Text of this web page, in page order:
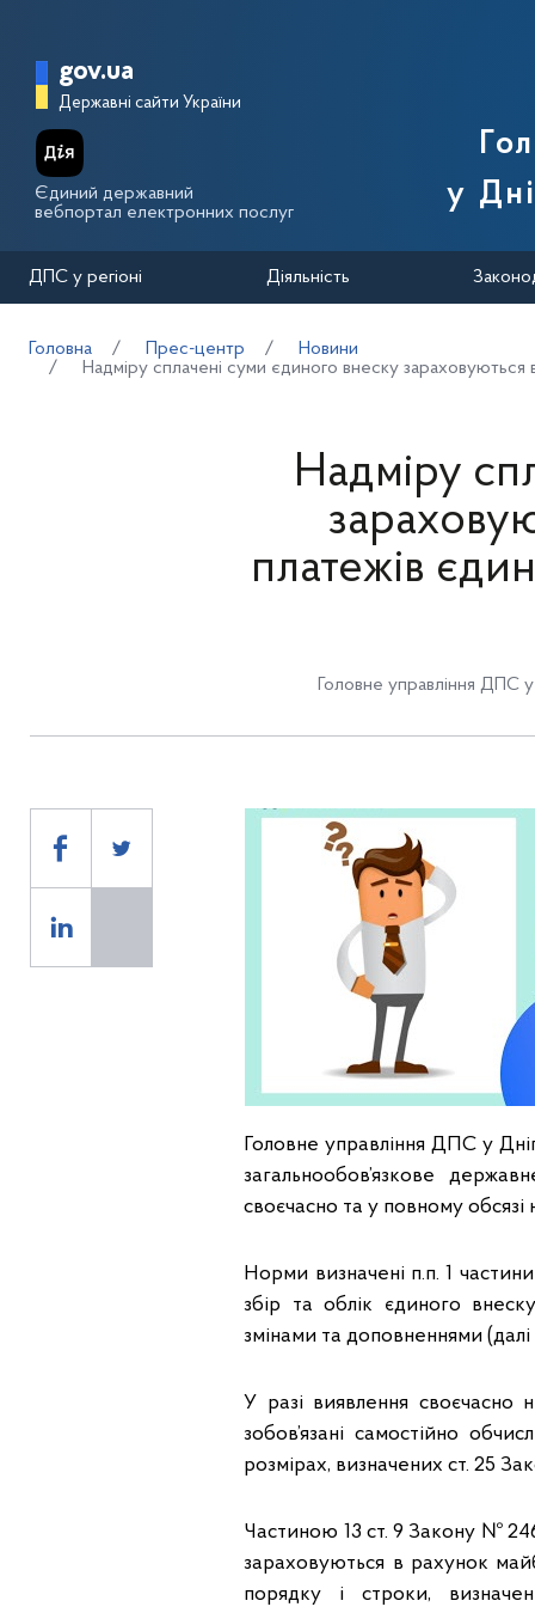
Головна сторінка Державної
gov.ua
Державні сайти України
Єдиний державний
вебпортал електронних послуг
у
ДПС у регіоні Діяльність
Головна Прес-центр
Новини
Надміру сплачені суми єдиного внеску
Надміру
платежів
Головне управління ДПС
Головне управління ДПС у
загальнообов’язкове
своєчасно та у повному
Норми визначені п.п. 1
збір та облік єдиного
змінами та доповненнями
У разі виявлення своєчасно
зобов’язані самостійно
розмірах, визначених ст. 25
Частиною 13 ст. 9 Закону №
зараховуються в рахунок
порядку і строки,